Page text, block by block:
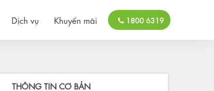
Dịch vụ Khuyến mãi 1800 6319
THÔNG TIN CƠ BẢN